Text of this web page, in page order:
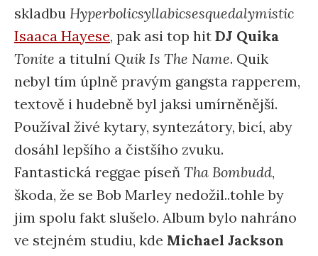
skladbu Hyperbolicsyllabicsesquedalymistic
Isaaca Hayese, pak asi top hit DJ Quika
Tonite a titulní Quik Is The Name. Quik
nebyl tím úplně pravým gangsta rapperem,
textově i hudebně byl jaksi umírněnější.
Používal živé kytary, syntezátory, bicí, aby
dosáhl lepšího a čistšího zvuku.
Fantastická reggae píseň Tha Bombudd,
škoda, že se Bob Marley nedožil..tohle by
jim spolu fakt slušelo. Album bylo nahráno
ve stejném studiu, kde Michael Jackson